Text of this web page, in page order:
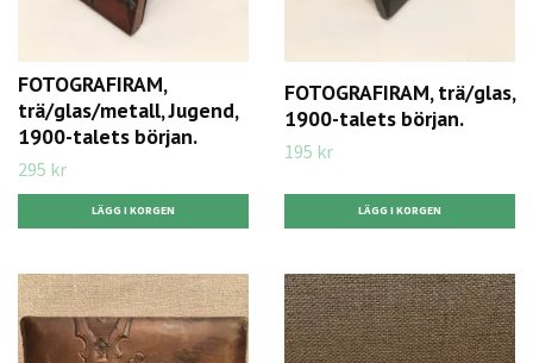
FOTOGRAFIRAM,
trä/glas/metall, Jugend,
1900-talets början.
295 kr
FOTOGRAFIRAM, trä/glas,
1900-talets början.
195 kr